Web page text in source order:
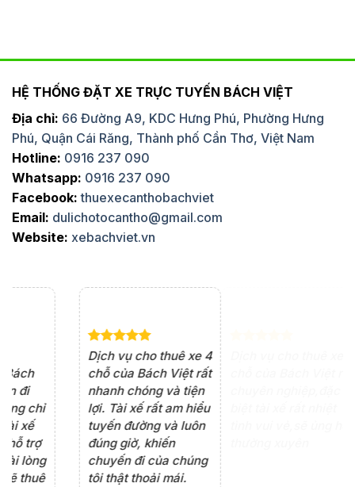
HỆ THỐNG ĐẶT XE TRỰC TUYẾN BÁCH VIỆT
Địa chỉ: 66 Đường A9, KDC Hưng Phú, Phường Hưng
Phú, Quận Cái Răng, Thành phố Cần Thơ, Việt Nam
Hotline: 0916 237 090
Whatsapp: 0916 237 090
Facebook: thuexecanthobachviet
Email: dulichotocantho@gmail.com
Website: xebachviet.vn
Dịch vụ cho thuê xe 7
chỗ của Bách Việt rất
chuyên nghiệp,đặc
biệt tài xế rất nhiệt
tình vui vẻ,sẽ ủng hộ
thường xuyên
Lần đầu thuê xe 16
chỗ tại Bách Việt, tôi
rất hài lòng với chất
lượng xe và sự
chuyên nghiệp của
tài xế. Dịch vụ tận
tâm, chu đáo, sẽ tiếp
tục sử dụng trong